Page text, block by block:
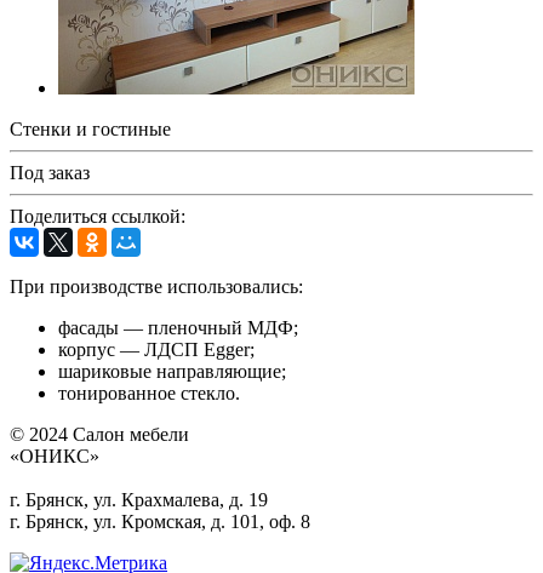
Стенки и гостиные
Под заказ
Поделиться ссылкой:
При производстве использовались:
фасады — пленочный МДФ;
корпус — ЛДСП Egger;
шариковые направляющие;
тонированное стекло.
© 2024 Салон мебели
«ОНИКС»
г. Брянск, ул. Крахмалева, д. 19
г. Брянск, ул. Кромская, д. 101, оф. 8